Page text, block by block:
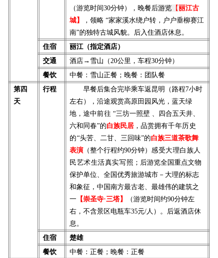
（游览时间30分钟）， 晚餐后游览 【 丽江古
城】
，领略 “家家溪水绕户转，户户垂柳赛江
南”的独特古城风貌。
后入住酒店休息。
住宿
丽江（指定酒店）
交通
酒店→雪山（20公里，车程30分钟）
餐饮
中餐：雪山正餐；晚餐：团队餐
第四
天
行程 早餐后集合完毕乘车返昆明（路程7小时
左右）
，沿途观赏高原田园风光，蓝天绿
地，途中前往 “三坊一照壁 、 四合五天井、
六和同春”的白族民居 ，品赏拥有千年历史
的“头苦、二甘、三回味”的白族三道茶歌舞
表演 （整个行程约90分钟）感受大理白族人
民艺术生活真实写照 ； 后游览全国重点文物
保护单位、全国优秀旅游城市－大理的标志
和象征，中国南方最古老、最雄伟的建筑之
一 【崇圣寺·三塔】
（游览时间约90分钟左
右，不含景区电瓶车35元/人）。
后返酒店休
息。
住宿
楚雄
餐饮
中餐：正餐；晚餐：正餐